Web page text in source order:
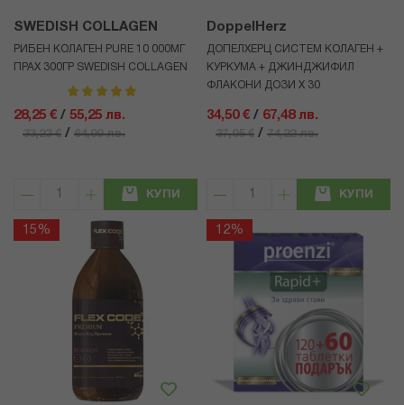
SWEDISH COLLAGEN
РИБЕН КОЛАГЕН PURE 10 000МГ
ПРАХ 300ГР SWEDISH COLLAGEN
рейтинг:
28,25 € / 55,25 лв.
33,23 € / 64,99 лв.
КУПИ
DoppelHerz
ДОПЕЛХЕРЦ СИСТЕМ КОЛАГЕН +
КУРКУМА + ДЖИНДЖИФИЛ
ФЛАКОНИ ДОЗИ Х 30
34,50 € / 67,48 лв.
37,95 € / 74,22 лв.
КУПИ
15% 12%